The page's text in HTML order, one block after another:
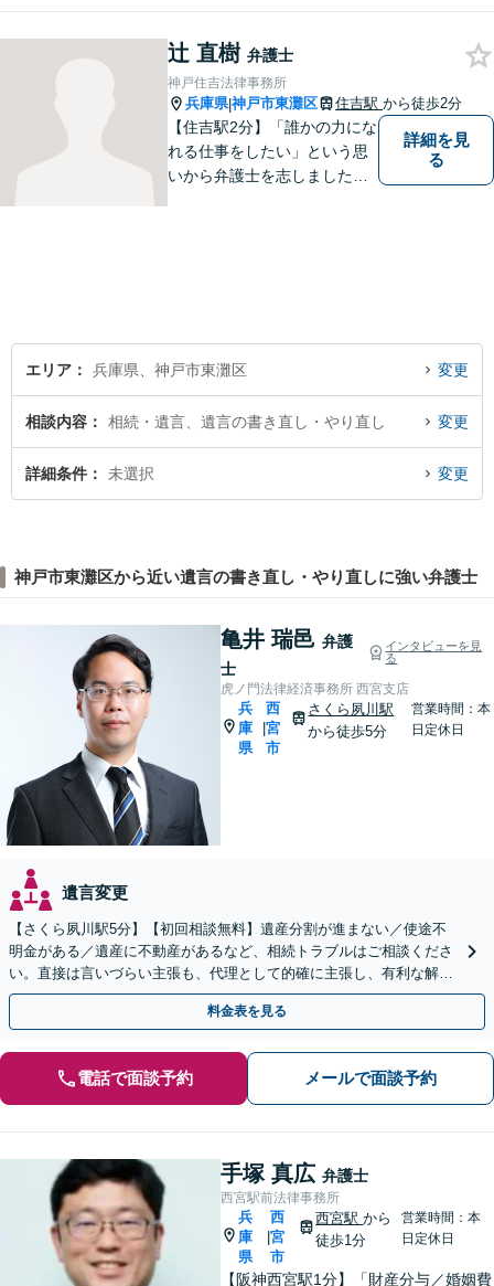
たら、お気軽にご相談くださ
い。
辻 直樹 弁護士
神戸住吉法律事務所
兵庫県|神戸市東灘区 住吉駅 から徒歩2分
【住吉駅2分】「誰かの力にな
れる仕事をしたい」という思
いから弁護士を志しました。
詳細を見
る
エリア 兵庫県、神戸市東灘区 変更
相談内容 相続・遺言、遺言の書き直し・やり直し 変更
詳細条件 未選択 変更
神戸市東灘区から近い遺言の書き直し・やり直しに強い弁護士
亀井 瑞邑 弁護
士
インタビューを見
る
虎ノ門法律経済事務所 西宮支店
兵
庫
県
|
西
宮
市
さくら夙川駅
から徒歩5分
営業時間：本
日定休日
遺言変更
【さくら夙川駅5分】【初回相談無料】遺産分割が進まない／使途不
明金がある／遺産に不動産があるなど、相続トラブルはご相談くださ
い。直接は言いづらい主張も、代理として的確に主張し、有利な解決
を目指します【他士業連携で登記・税もワンストップ対応】
料金表を見る
電話で面談予約 メールで面談予約
手塚 真広 弁護士
西宮駅前法律事務所
兵
庫
県
西
宮
市
西宮駅から
徒歩1分
営業時間：本
日定休日
【阪神西宮駅1分】「財産分与／婚姻費